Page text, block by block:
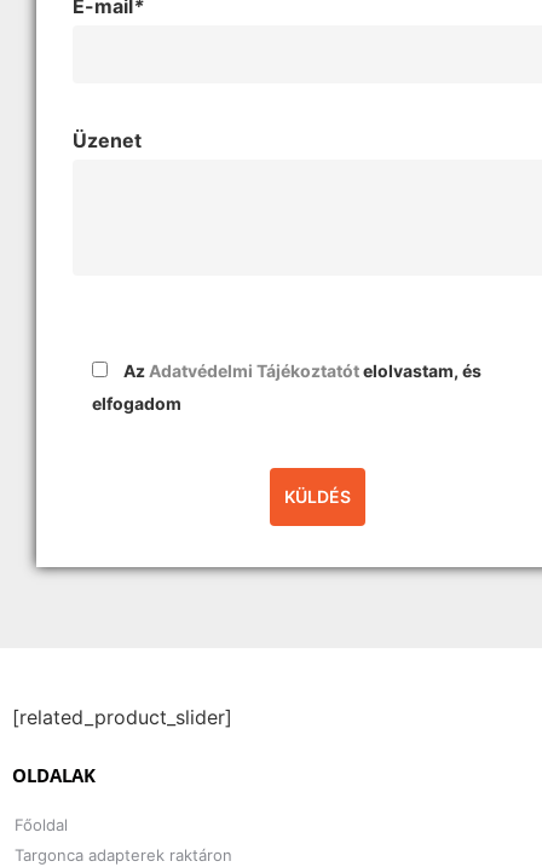
E-mail*
Üzenet
Az Adatvédelmi Tájékoztatótelolvastam, és
elfogadom
[related_product_slider]
OLDALAK
Főoldal
Targonca adapterek raktáron